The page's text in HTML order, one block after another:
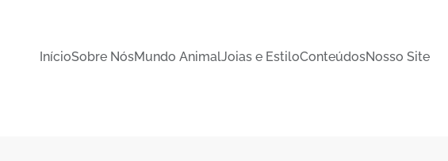
InícioSobre NósMundo AnimalJoias e EstiloConteúdosNosso Site